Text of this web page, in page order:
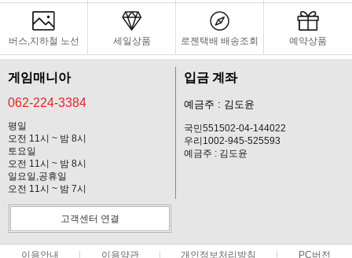
버스,지하철 노선 세일상품 로젠택배 배송조회 예약상품
게임매니아
062-224-3384
평일
오전 11시 ~ 밤 8시
토요일
오전 11시 ~ 밤 8시
일요일,공휴일
오전 11시 ~ 밤 7시
입금 계좌
예금주 : 김도윤
국민551502-04-144022
우리1002-945-525593
예금주 : 김도윤
고객센터 연결
이용안내 이용약관 개인정보처리방침 PC버전